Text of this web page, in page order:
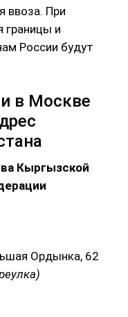
ввоза. При
границы и
России будут
в Москве
Кыргызской
Ордынка, 62